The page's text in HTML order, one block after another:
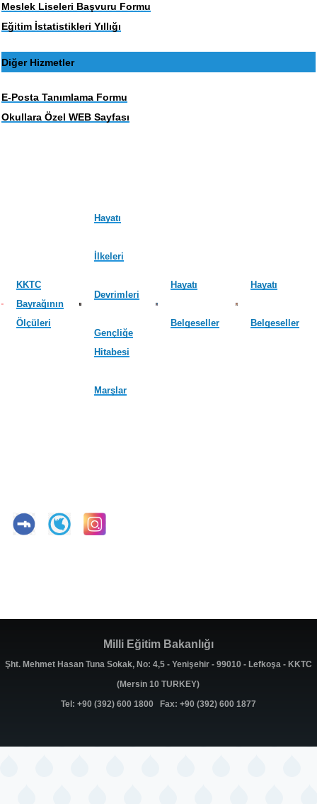
Meslek Liseleri Başvuru Formu
Eğitim İstatistikleri Yıllığı
Diğer Hizmetler
E-Posta Tanımlama Formu
Okullara Özel WEB Sayfası
KKTC
Bayrağının
Ölçüleri
Hayatı
İlkeleri
Devrimleri
Gençliğe
Hitabesi
Marşlar
Hayatı
Belgeseller
Hayatı
Belgeseller
Milli Eğitim Bakanlığı
Şht. Mehmet Hasan Tuna Sokak, No: 4,5 - Yenişehir - 99010 - Lefkoşa - KKTC
(Mersin 10 TURKEY)
Tel: +90 (392) 600 1800 Fax: +90 (392) 600 1877